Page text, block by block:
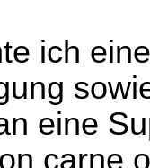
ich
eine
carne